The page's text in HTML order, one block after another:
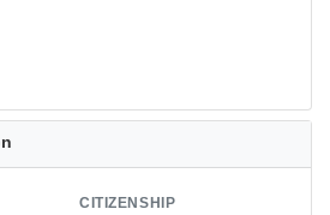
CITIZENSHIP